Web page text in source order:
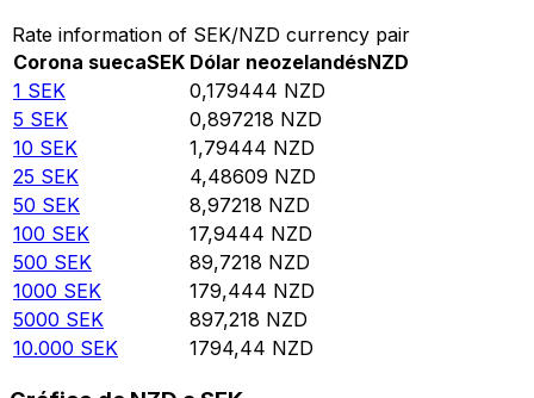
Rate information of SEK/NZD currency pair
Corona suecaSEK Dólar neozelandésNZD
1 SEK 0,179444 NZD
5 SEK 0,897218 NZD
10 SEK 1,79444 NZD
25 SEK 4,48609 NZD
50 SEK 8,97218 NZD
100 SEK 17,9444 NZD
500 SEK 89,7218 NZD
1000 SEK 179,444 NZD
5000 SEK 897,218 NZD
10.000 SEK 1794,44 NZD